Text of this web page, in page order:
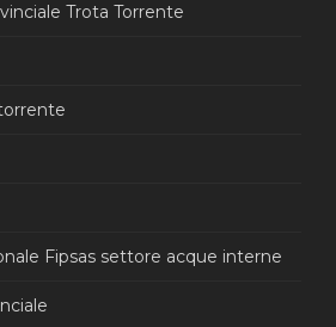
Trota Torrente
Fipsas settore acque interne